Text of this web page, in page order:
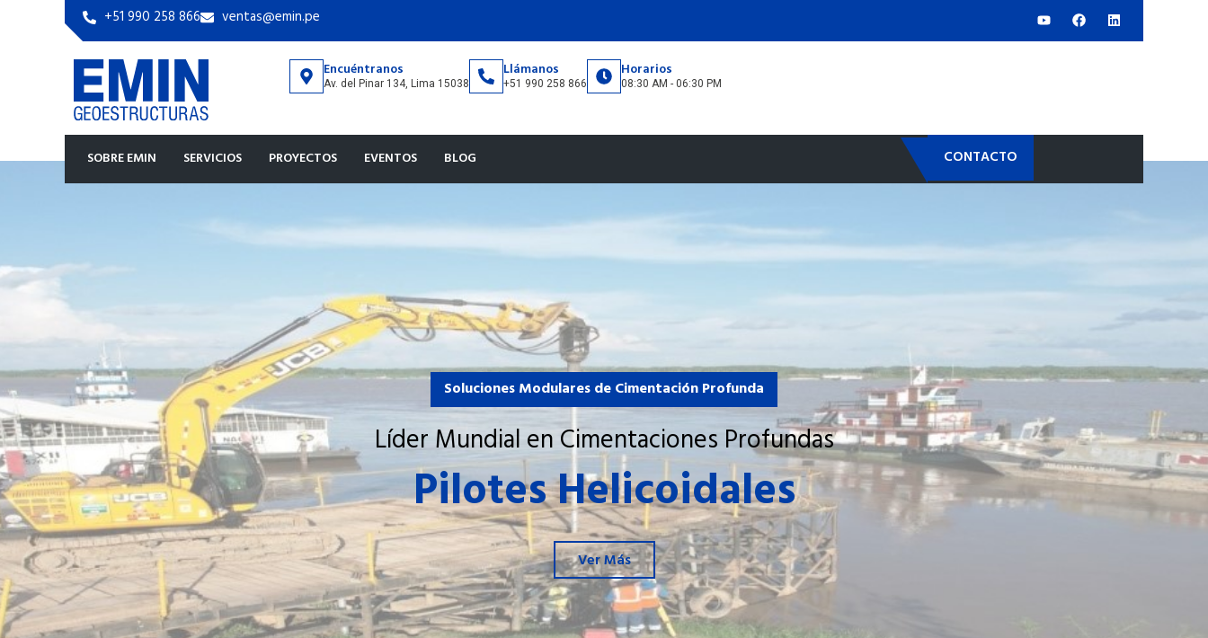
+51 990 258 866 ventas@emin.pe
Encuéntranos
Av. del Pinar 134, Lima 15038
Llámanos
+51 990 258 866
Horarios
08:30 AM - 06:30 PM
SOBRE EMIN SERVICIOS PROYECTOS EVENTOS BLOG CONTACTO
Soluciones Modulares de Cimentación Profunda
Líder Mundial en Cimentaciones Profundas
Pilotes Helicoidales
Ver Más
Ver Más Ver Más